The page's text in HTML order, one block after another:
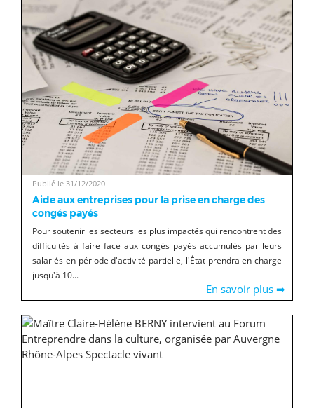
Publié le 31/12/2020
Aide aux entreprises pour la prise en charge des
congés payés
Pour soutenir les secteurs les plus impactés qui rencontrent des
difficultés à faire face aux congés payés accumulés par leurs
salariés en période d'activité partielle, l'État prendra en charge
jusqu'à 10...
En savoir plus ➡